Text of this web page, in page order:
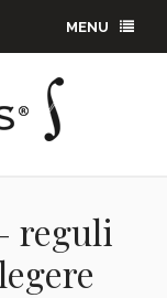
MENU
reguli